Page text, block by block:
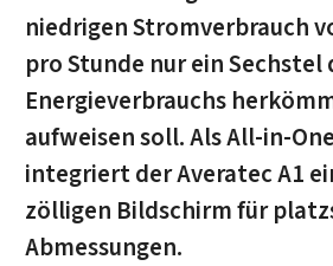
niedrigen Stromverbrauch
pro Stunde nur ein Sechstel
Energieverbrauchs
aufweisen soll. Als All-in-
integriert der Averatec A1
zölligen Bildschirm für
Abmessungen.